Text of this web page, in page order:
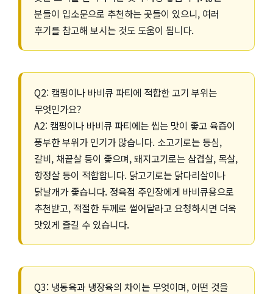
분들이 입소문으로 추천하는 곳들이 있으니, 여러
후기를 참고해 보시는 것도 도움이 됩니다.
Q2: 캠핑이나 바비큐 파티에 적합한 고기 부위는
무엇인가요?
A2: 캠핑이나 바비큐 파티에는 씹는 맛이 좋고 육즙이
풍부한 부위가 인기가 많습니다. 소고기로는 등심,
갈비, 채끝살 등이 좋으며, 돼지고기로는 삼겹살, 목살,
항정살 등이 적합합니다. 닭고기로는 닭다리살이나
닭날개가 좋습니다. 정육점 주인장에게 바비큐용으로
추천받고, 적절한 두께로 썰어달라고 요청하시면 더욱
맛있게 즐길 수 있습니다.
Q3: 냉동육과 냉장육의 차이는 무엇이며, 어떤 것을